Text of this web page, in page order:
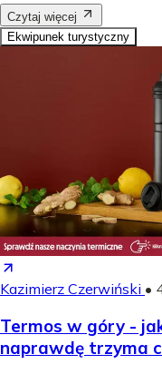
Czytaj więcej
Ekwipunek turystyczny
Kazimierz Czerwiński •
Termos w góry -
naprawdę trzyma